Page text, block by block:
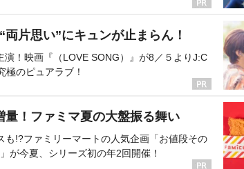
片思い”にキュンが止まらん！
演！映画『（LOVE SONG）』が8／５よりJ:C
極のピュアラブ！
量！ファミマ夏の大盤振る舞い
も!?ファミリーマートの人気企画「お値段その
が今夏、シリーズ初の年2回開催！